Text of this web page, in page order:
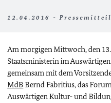
12.04.2016 -
Am morgigen Mittwoch, den
Staatsministerin im
gemeinsam mit dem
MdB Bernd Fabritius, das
Auswärtigen Kultur- und